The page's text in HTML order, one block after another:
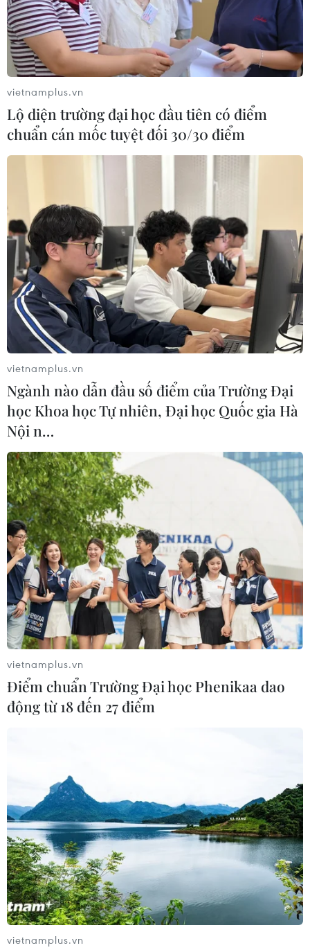
Anh ban bố tình trạng khẩn cấp quốc gia
vì nắng nóng
15/07/2022 11:03
Nhiệt độ các ngày 18-19/7 có thể tăng lên đến những
mức cao kỷ lục trong khi nhiệt độ ban đêm cũng được
dự báo cao bất thường, đặc biệt là ở các vùng đô thị.
Châu Âu đứng trước tuần nắng nóng khắc
nghiệt như đổ lửa
16/07/2022 09:48
Đợt nắng nóng khắc nghiệt ở khu vực Tây Nam của
châu Âu làm bùng phát nhiều đám cháy rừng, buộc
hàng nghìn người phải sơ tán cũng như làm hỏng kế
vietnamplus.vn
Lộ diện trường đại học đầu tiên có điểm
chuẩn cán mốc tuyệt đối 30/30 điểm
vietnamplus.vn
Ngành nào dẫn đầu số điểm của Trường Đại
học Khoa học Tự nhiên, Đại học Quốc gia Hà
Nội n…
vietnamplus.vn
Điểm chuẩn Trường Đại học Phenikaa dao
động từ 18 đến 27 điểm
vietnamplus.vn